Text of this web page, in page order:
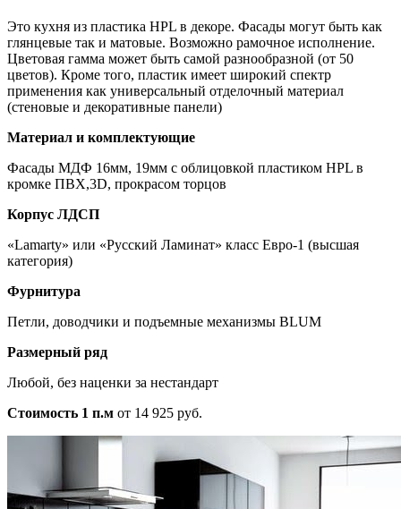
Это кухня из пластика HPL в декоре. Фасады могут быть как
глянцевые так и матовые. Возможно рамочное исполнение.
Цветовая гамма может быть самой разнообразной (от 50
цветов). Кроме того, пластик имеет широкий спектр
применения как универсальный отделочный материал
(стеновые и декоративные панели)
Материал и комплектующие
Фасады МДФ 16мм, 19мм с облицовкой пластиком HPL в
кромке ПВХ,3D, прокрасом торцов
Корпус ЛДСП
«Lamarty» или «Русский Ламинат» класс Евро-1 (высшая
категория)
Фурнитура
Петли, доводчики и подъемные механизмы BLUM
Размерный ряд
Любой, без наценки за нестандарт
Стоимость 1 п.м от 14 925 руб.